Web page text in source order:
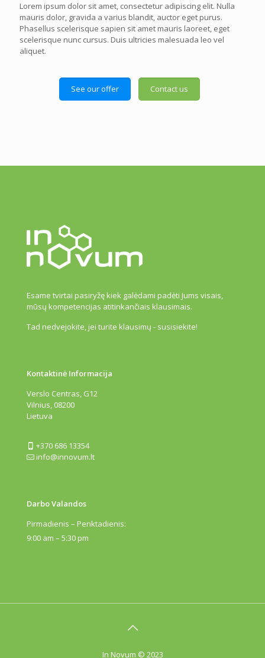
Lorem ipsum dolor sit amet, consectetur adipiscing elit. Nulla
mauris dolor, gravida a varius blandit, auctor eget purus.
Phasellus scelerisque sapien sit amet mauris laoreet, eget
scelerisque nunc cursus. Duis ultricies malesuada leo vel
aliquet.
See our offer Contact us
Esame tvirtai pasiryžę kiek galėdami padėti Jums visais,
mūsų kompetencijas atitinkančiais klausimais.
Tad nedvejokite, jei turite klausimų - susisiekite!
Kontaktinė Informacija
Verslo Centras, G12
Vilnius, 08200
Lietuva
+370 686 13354
info@innovum.lt
Darbo Valandos
Pirmadienis – Penktadienis:
9:00 am – 5:30 pm
In Novum © 2023